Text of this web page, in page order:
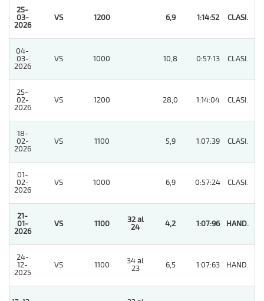
25-
03-
2026
VS 1200 6,9 1:14:52 CLASI.
04-
03-
2026
VS 1000 10,8 0:57:13 CLASI.
25-
02-
2026
VS 1200 28,0 1:14:04 CLASI.
18-
02-
2026
VS 1100 5,9 1:07:39 CLASI.
01-
02-
2026
VS 1000 6,9 0:57:24 CLASI.
21-
01-
2026
VS 1100
32 al
24
4,2 1:07:96 HAND.
24-
12-
2025
VS 1100
34 al
23
6,5 1:07:63 HAND.